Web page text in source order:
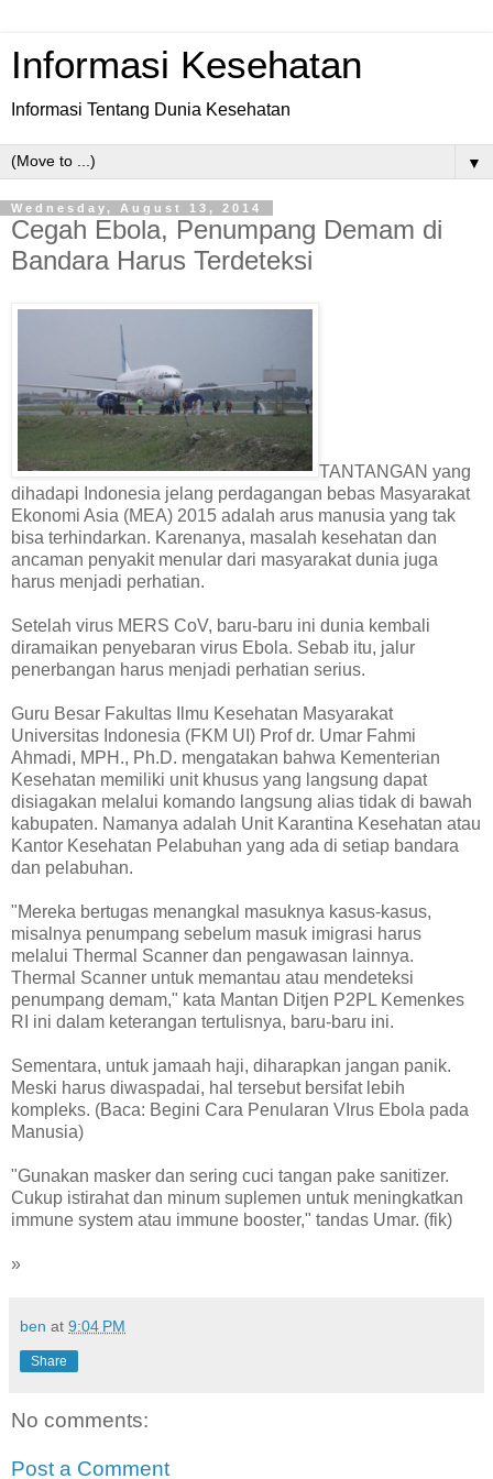
Informasi Kesehatan
Informasi Tentang Dunia Kesehatan
▼
Wednesday, August 13, 2014
Cegah Ebola, Penumpang Demam di
Bandara Harus Terdeteksi
TANTANGAN yang
dihadapi Indonesia jelang perdagangan bebas Masyarakat
Ekonomi Asia (MEA) 2015 adalah arus manusia yang tak
bisa terhindarkan. Karenanya, masalah kesehatan dan
ancaman penyakit menular dari masyarakat dunia juga
harus menjadi perhatian.
Setelah virus MERS CoV, baru-baru ini dunia kembali
diramaikan penyebaran virus Ebola. Sebab itu, jalur
penerbangan harus menjadi perhatian serius.
Guru Besar Fakultas Ilmu Kesehatan Masyarakat
Universitas Indonesia (FKM UI) Prof dr. Umar Fahmi
Ahmadi, MPH., Ph.D. mengatakan bahwa Kementerian
Kesehatan memiliki unit khusus yang langsung dapat
disiagakan melalui komando langsung alias tidak di bawah
kabupaten. Namanya adalah Unit Karantina Kesehatan atau
Kantor Kesehatan Pelabuhan yang ada di setiap bandara
dan pelabuhan.
"Mereka bertugas menangkal masuknya kasus-kasus,
misalnya penumpang sebelum masuk imigrasi harus
melalui Thermal Scanner dan pengawasan lainnya.
Thermal Scanner untuk memantau atau mendeteksi
penumpang demam," kata Mantan Ditjen P2PL Kemenkes
RI ini dalam keterangan tertulisnya, baru-baru ini.
Sementara, untuk jamaah haji, diharapkan jangan panik.
Meski harus diwaspadai, hal tersebut bersifat lebih
kompleks. (Baca: Begini Cara Penularan VIrus Ebola pada
Manusia)
"Gunakan masker dan sering cuci tangan pake sanitizer.
Cukup istirahat dan minum suplemen untuk meningkatkan
immune system atau immune booster," tandas Umar. (fik)
»
ben at 9:04 PM
Share
No comments:
Post a Comment